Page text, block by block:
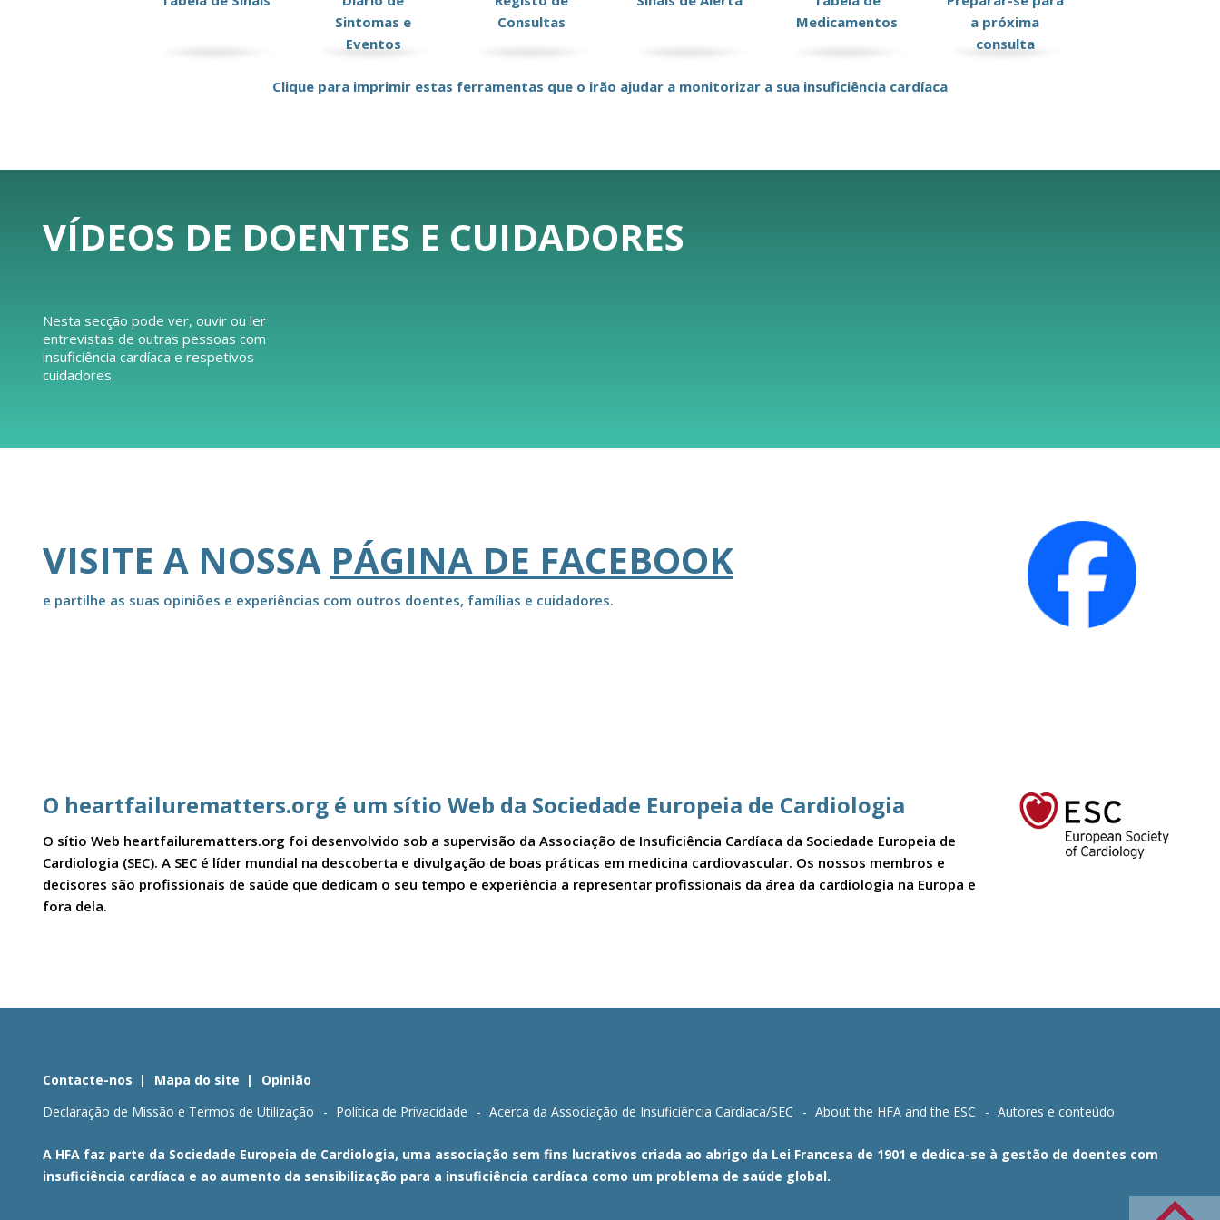
Sintomas e
Eventos
Consultas
Medicamentos
a próxima
consulta
Clique para imprimir estas ferramentas que o irão ajudar a monitorizar a sua insuficiência cardíaca
VÍDEOS DE DOENTES E CUIDADORES
Nesta secção pode ver, ouvir ou ler
entrevistas de outras pessoas com
insuficiência cardíaca e respetivos
cuidadores.
VISITE A NOSSA PÁGINA DE FACEBOOK
e partilhe as suas opiniões e experiências com outros doentes, famílias e cuidadores.
O heartfailurematters.org é um sítio Web da Sociedade Europeia de Cardiologia
O sítio Web heartfailurematters.org foi desenvolvido sob a supervisão da Associação de Insuficiência Cardíaca da Sociedade Europeia de
Cardiologia (SEC). A SEC é líder mundial na descoberta e divulgação de boas práticas em medicina cardiovascular. Os nossos membros e
decisores são profissionais de saúde que dedicam o seu tempo e experiência a representar profissionais da área da cardiologia na Europa e
fora dela.
Contacte-nos Mapa do site
Opinião
Declaração de Missão e Termos de Utilização
Política de Privacidade Acerca da Associação de Insuficiência Cardíaca/SEC About the HFA and the ESC Autores e conteúdo
A HFA faz parte da Sociedade Europeia de Cardiologia, uma associação sem fins lucrativos criada ao abrigo da Lei Francesa de 1901 e dedica-se à gestão de doentes com
insuficiência cardíaca e ao aumento da sensibilização para a insuficiência cardíaca como um problema de saúde global.